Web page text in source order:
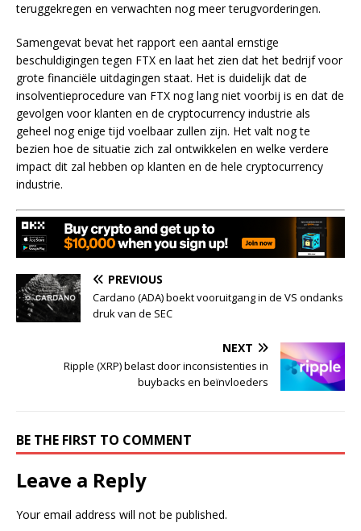
teruggekregen en verwachten nog meer terugvorderingen.
Samengevat bevat het rapport een aantal ernstige
beschuldigingen tegen FTX en laat het zien dat het bedrijf voor
grote financiële uitdagingen staat. Het is duidelijk dat de
insolventieprocedure van FTX nog lang niet voorbij is en dat de
gevolgen voor klanten en de cryptocurrency industrie als
geheel nog enige tijd voelbaar zullen zijn. Het valt nog te
bezien hoe de situatie zich zal ontwikkelen en welke verdere
impact dit zal hebben op klanten en de hele cryptocurrency
industrie.
PREVIOUS
Cardano (ADA) boekt vooruitgang in de VS ondanks
druk van de SEC
NEXT
Ripple (XRP) belast door inconsistenties in
buybacks en beïnvloeders
BE THE FIRST TO COMMENT
Leave a Reply
Your email address will not be published.